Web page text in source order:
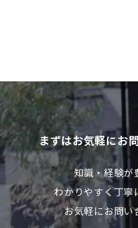
まずはお気軽にお
知識・経験が
わかりやすく丁
お気軽にお問い